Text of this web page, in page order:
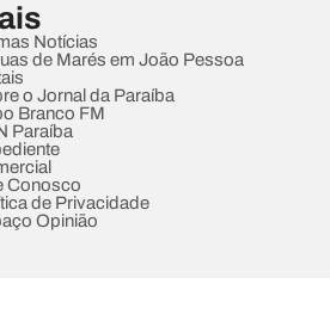
Notícias
de Marés em João Pessoa
o Jornal da Paraíba
Branco FM
Paraíba
Conosco
de Privacidade
Opinião